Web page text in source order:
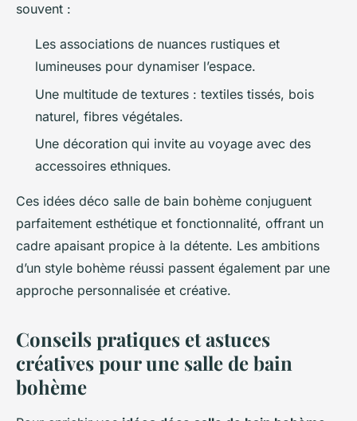
souvent :
Les associations de nuances rustiques et
lumineuses pour dynamiser l’espace.
Une multitude de textures : textiles tissés, bois
naturel, fibres végétales.
Une décoration qui invite au voyage avec des
accessoires ethniques.
Ces idées déco salle de bain bohème conjuguent
parfaitement esthétique et fonctionnalité, offrant un
cadre apaisant propice à la détente. Les ambitions
d’un style bohème réussi passent également par une
approche personnalisée et créative.
Conseils pratiques et astuces
créatives pour une salle de bain
bohème